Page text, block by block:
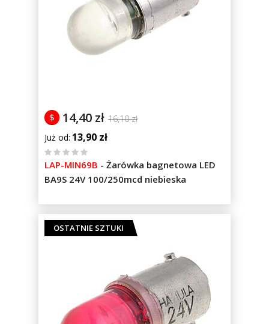
14,40 zł 16,10 zł
$
Już od 13,90 zł
%
100
LAP-MIN69B - Żarówka bagnetowa LED
BA9S 24V 100/250mcd niebieska
OSTATNIE SZTUKI